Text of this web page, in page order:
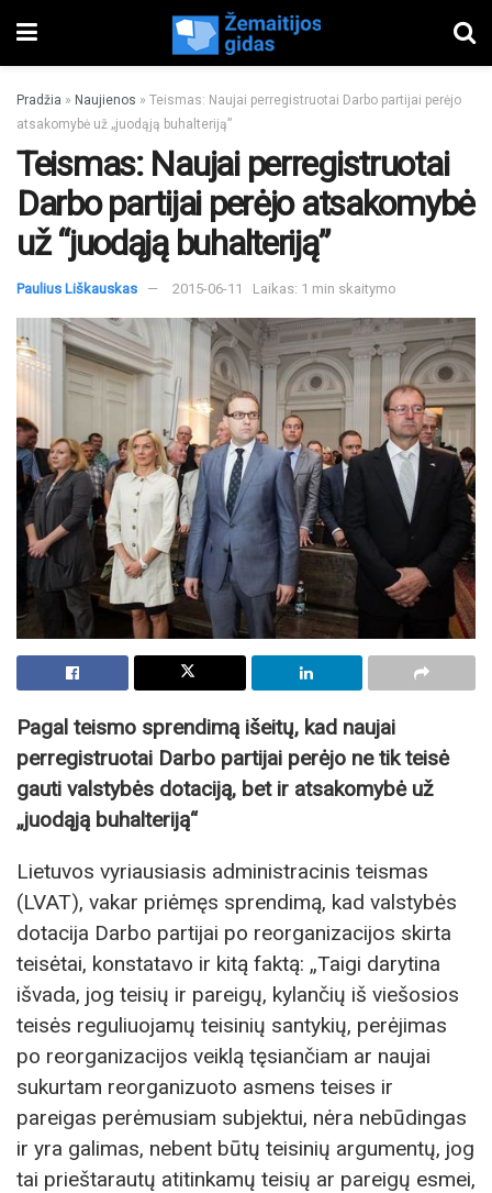
Pradžia » Naujienos » Teismas: Naujai perregistruotai Darbo partijai perėjo
atsakomybė už „juodąją buhalteriją”
Teismas: Naujai perregistruotai
Darbo partijai perėjo atsakomybė
už “juodąją buhalteriją”
Paulius Liškauskas 2015-06-11 Laikas: 1 min skaitymo
Pagal teismo sprendimą išeitų, kad naujai
perregistruotai Darbo partijai perėjo ne tik teisė
gauti valstybės dotaciją, bet ir atsakomybė už
„juodąją buhalteriją“
Lietuvos vyriausiasis administracinis teismas
(LVAT), vakar priėmęs sprendimą, kad valstybės
dotacija Darbo partijai po reorganizacijos skirta
teisėtai, konstatavo ir kitą faktą: „Taigi darytina
išvada, jog teisių ir pareigų, kylančių iš viešosios
teisės reguliuojamų teisinių santykių, perėjimas
po reorganizacijos veiklą tęsiančiam ar naujai
sukurtam reorganizuoto asmens teises ir
pareigas perėmusiam subjektui, nėra nebūdingas
ir yra galimas, nebent būtų teisinių argumentų, jog
tai prieštarautų atitinkamų teisių ar pareigų esmei,